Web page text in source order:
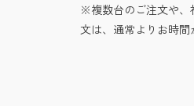
複数台のご注文や
文は、通常よりお時間